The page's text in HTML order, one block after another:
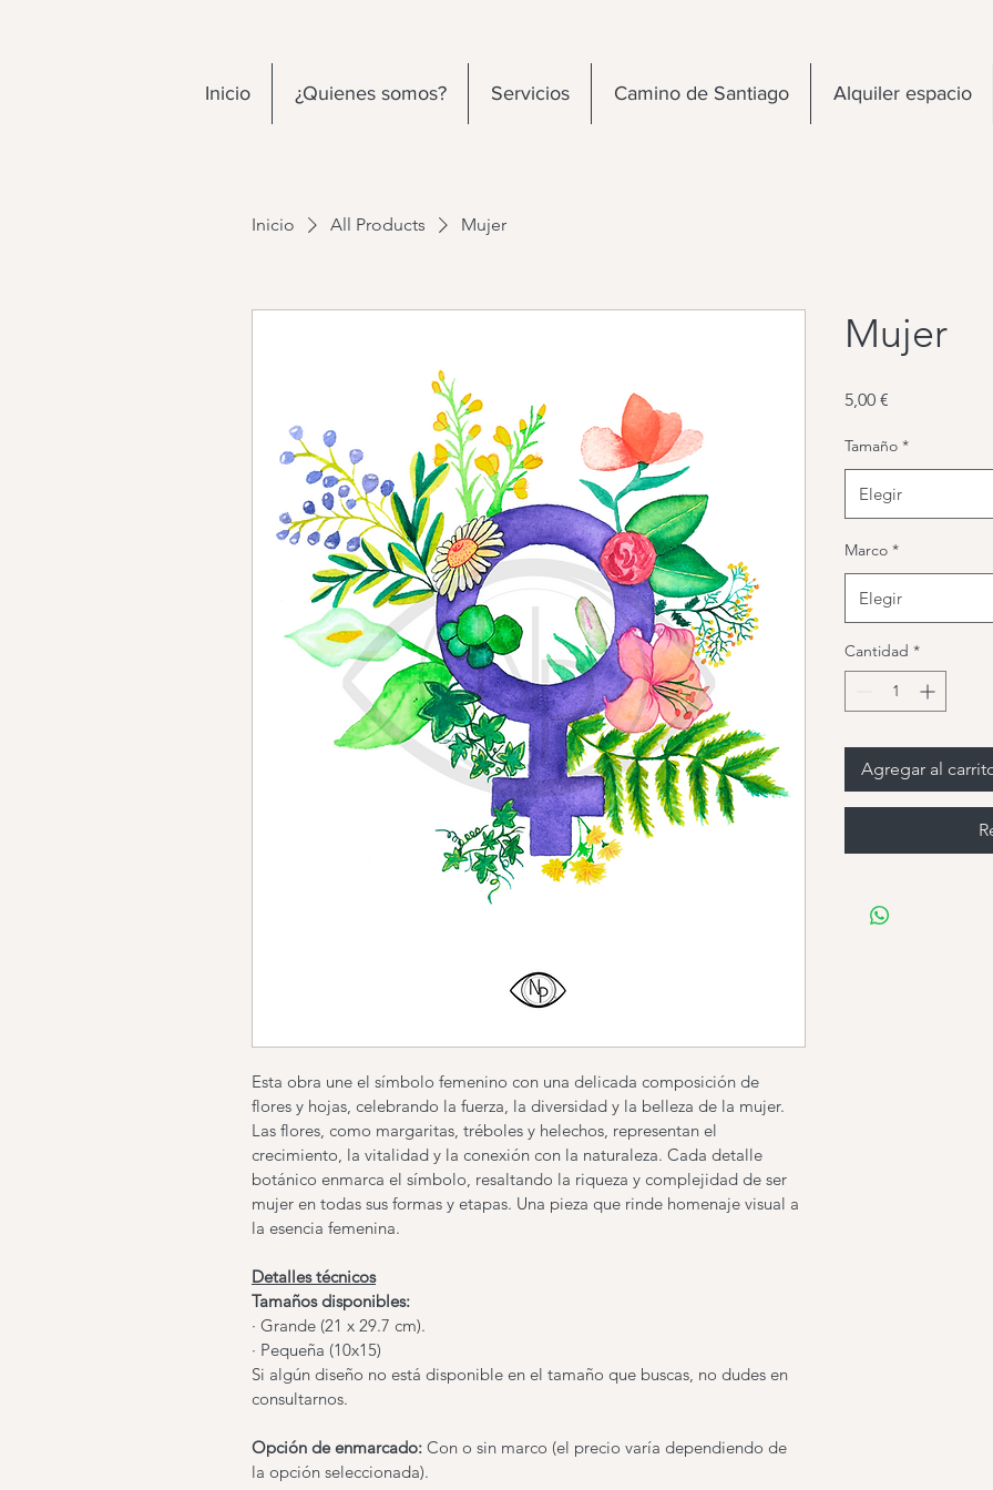
Inicio ¿Quienes somos? Servicios Camino de Santiago Alquiler espacio
Inicio All Products Mujer
Esta obra une el símbolo femenino con una delicada composición de
flores y hojas, celebrando la fuerza, la diversidad y la belleza de la mujer.
Las flores, como margaritas, tréboles y helechos, representan el
crecimiento, la vitalidad y la conexión con la naturaleza. Cada detalle
botánico enmarca el símbolo, resaltando la riqueza y complejidad de ser
mujer en todas sus formas y etapas. Una pieza que rinde homenaje visual a
la esencia femenina.
Detalles técnicos
Tamaños disponibles:
· Grande (21 x 29.7 cm).
· Pequeña (10x15)
Si algún diseño no está disponible en el tamaño que buscas, no dudes en
consultarnos.
Opción de enmarcado: Con o sin marco (el precio varía dependiendo de
la opción seleccionada).
Mujer
5,00 €
Tamaño *
Elegir
Marco *
Elegir
Cantidad *
Agregar al